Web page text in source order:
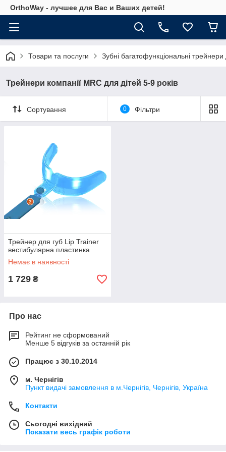
OrthoWay - лучшее для Вас и Ваших детей!
Товари та послуги Зубні багатофункціональні
Трейнери компанії MRC для дітей 5-9 років
Сортування 0 Фільтри
Трейнер для губ Lip Trainer
вестибулярна пластинка
Немає в наявності
1 729 ₴
Про нас
Рейтинг не сформований
Менше 5 відгуків за останній рік
Працює з 30.10.2014
м. Чернігів
Пункт видачі замовлення в м.Чернігів, Чернігів, Україна
Контакти
Сьогодні вихідний
Показати весь графік роботи